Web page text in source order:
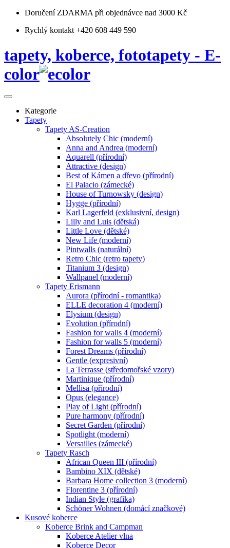
Doručení ZDARMA při objednávce nad 3000 Kč
Rychlý kontakt +420 608 449 590
tapety, koberce, fototapety - E-
color
Kategorie
Tapety
Tapety AS-Creation
Absolutely Chic (moderní)
Anna and Andrea (moderní)
Aquarell (přírodní)
Attractive (design)
Best of Kámen a dřevo (přírodní)
El Palacio (zámecké)
House of Turnowsky (design)
Hygge (přírodní)
Karl Lagerfeld (exklusivní, design)
Lilly and Luis (dětská)
Little Love (dětské)
New Life (moderní)
Pintwalls (naturální)
Retro Chic (retro tapety)
Titanium 3 (design)
Wallpanel (moderní)
Tapety Erismann
Aurora (přírodní - romantika)
ELLE decoration 4 (moderní)
Elysium (design)
Evolution (přírodní)
Fashion for walls 4 (moderní)
Fashion for walls 5 (moderní)
Forest Dreams (přírodní)
Gentle (expresivní)
La Terrasse (středomořské vzory)
Martinique (přírodní)
Mellisa (přírodní)
Opus (elegance)
Play of Light (přírodní)
Pure harmony (přírodní)
Secret Garden (přírodní)
Spotlight (moderní)
Versailles (zámecké)
Tapety Rasch
African Queen III (přírodní)
Bambino XIX (dětské)
Barbara Home collection 3 (moderní)
Florentine 3 (přírodní)
Indian Style (grafika)
Schöner Wohnen (domácí značkové)
Kusové koberce
Koberce Brink and Campman
Koberce Atelier vlna
Koberce Decor